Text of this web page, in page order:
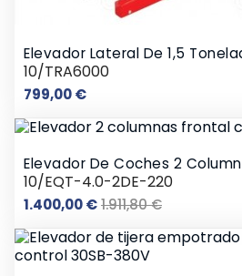
Elevador Lateral De 1,5
10/TRA6000
799,00 €Precio
Elevador De Coches 2
10/EQT-4.0-2DE-220
1.400,00 €Precio
1.911,80 €Precio